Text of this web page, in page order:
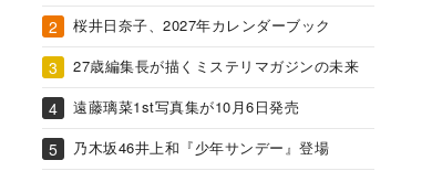
桜井日奈子、2027年カレンダーブック
27歳編集長が描くミステリマガジンの未来
遠藤璃菜1st写真集が10月6日発売
乃木坂46井上和『少年サンデー』登場